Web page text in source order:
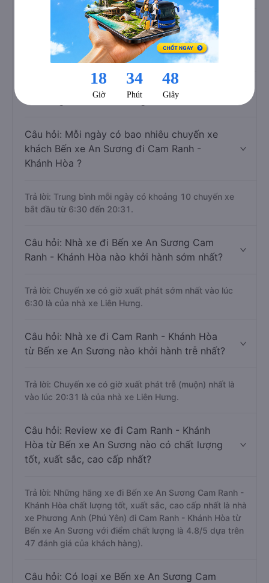
Câu hỏi: Khoảng cách từ Bến xe An Sương
đi Cam Ranh - Khánh Hòa là bao nhiêu km
nếu di chuyển bằng xe khách?
An Sương có chiều dài khoảng 356 km.
Câu hỏi: Mỗi ngày có bao nhiêu chuyến xe
khách Bến xe An Sương đi Cam Ranh -
Khánh Hòa ?
Trả lời: Trung bình mỗi ngày có khoảng 10 chuyến xe
bắt đầu từ 6:30 đến 20:31.
Câu hỏi: Nhà xe đi Bến xe An Sương Cam
Ranh - Khánh Hòa nào khởi hành sớm nhất?
Trả lời: Chuyến xe có giờ xuất phát sớm nhất vào lúc
6:30 là của nhà xe Liên Hưng.
Câu hỏi: Nhà xe đi Cam Ranh - Khánh Hòa
từ Bến xe An Sương nào khởi hành trễ nhất?
Trả lời: Chuyến xe có giờ xuất phát trễ (muộn) nhất là
vào lúc 20:31 là của nhà xe Liên Hưng.
Câu hỏi: Review xe đi Cam Ranh - Khánh
Hòa từ Bến xe An Sương nào có chất lượng
tốt, xuất sắc, cao cấp nhất?
Trả lời: Những hãng xe đi Bến xe An Sương Cam Ranh -
Khánh Hòa chất lượng tốt, xuất sắc, cao cấp nhất là nhà
xe Phương Anh (Phú Yên) đi Cam Ranh - Khánh Hòa từ
Bến xe An Sương với điểm chất lượng là 4.8/5 dựa trên
47 đánh giá của khách hàng).
Câu hỏi: Có loại xe Bến xe An Sương Cam